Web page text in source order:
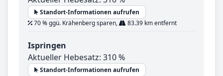
Standort-Informationen aufrufen
70 % ggü. Krähenberg sparen,
83.39 km entfernt
Ispringen
Aktueller Hebesatz: 310 %
Standort-Informationen aufrufen